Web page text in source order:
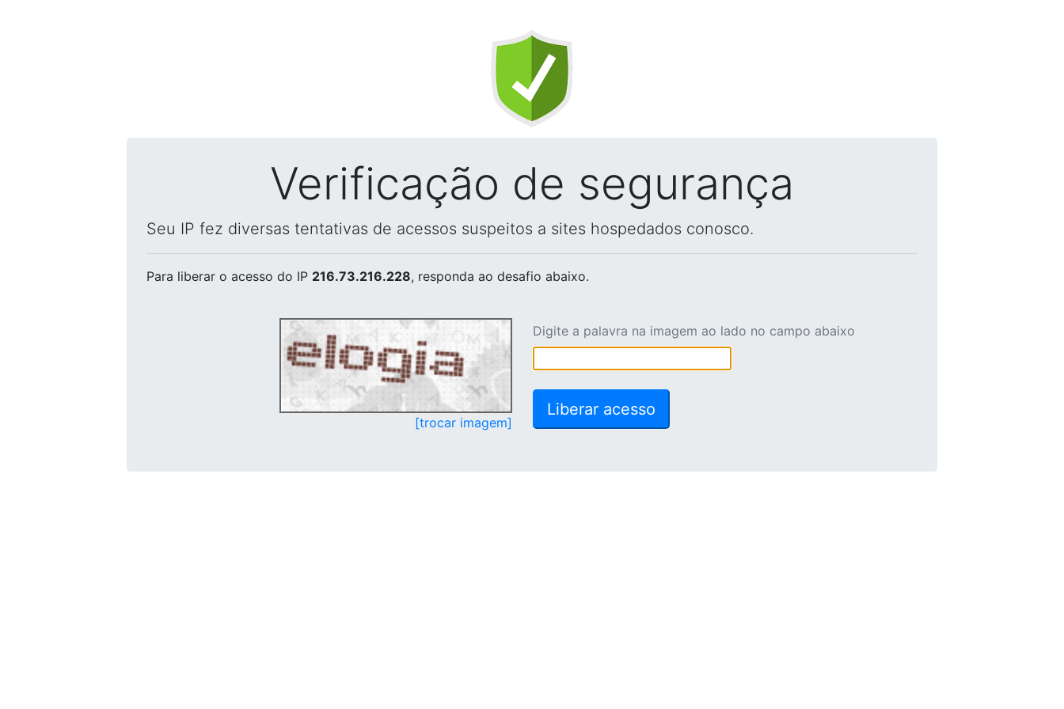
Verificação de segurança
Seu IP fez diversas tentativas de acessos suspeitos a sites hospedados conosco.
Para liberar o acesso do IP 216.73.216.228, responda ao desafio abaixo.
[trocar imagem]
Digite a palavra na imagem ao lado no campo abaixo